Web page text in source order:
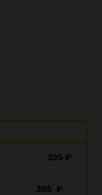
395 ₽
395 ₽